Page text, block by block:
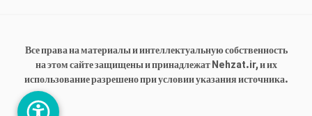
Все права на материалы и интеллектуальную собственность
на этом сайте защищены и принадлежат Nehzat.ir, и их
использование разрешено при условии указания источника.